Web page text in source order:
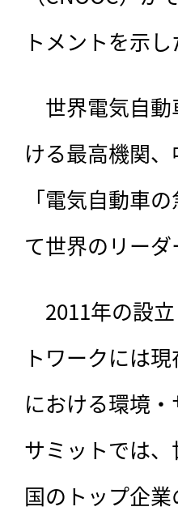
トメントを示し
世界電気自動
ける最高機関
「電気自動車
て世界のリー
2011年の設
トワークには
における環境
サミットでは
国のトップ企